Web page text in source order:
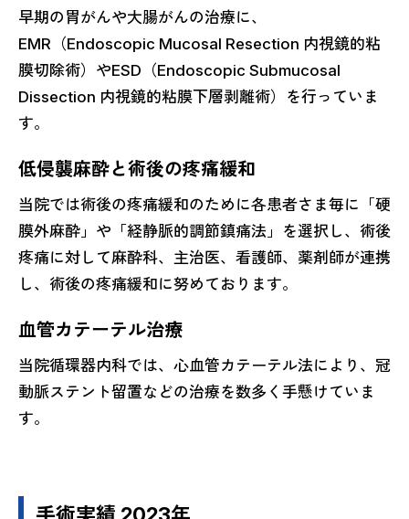
早期の胃がんや大腸がんの治療に、
EMR（Endoscopic Mucosal Resection 内視鏡的粘
膜切除術）やESD（Endoscopic Submucosal
Dissection 内視鏡的粘膜下層剥離術）を行っていま
す。
低侵襲麻酔と術後の疼痛緩和
当院では術後の疼痛緩和のために各患者さま毎に「硬
膜外麻酔」や「経静脈的調節鎮痛法」を選択し、術後
疼痛に対して麻酔科、主治医、看護師、薬剤師が連携
し、術後の疼痛緩和に努めております。
血管カテーテル治療
当院循環器内科では、心血管カテーテル法により、冠
動脈ステント留置などの治療を数多く手懸けていま
す。